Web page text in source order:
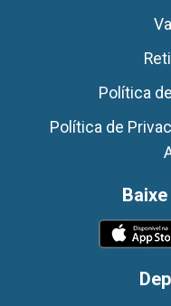
Política
Política de